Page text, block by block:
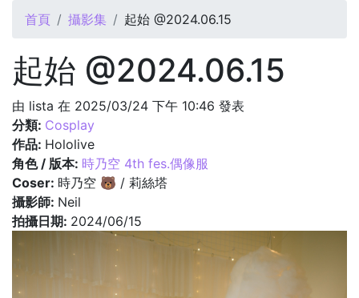
您在這裡
首頁 攝影集 起始 @2024.06.15
起始 @2024.06.15
由 lista 在 2025/03/24 下午 10:46 發表
分類: Cosplay
作品: Hololive
角色 / 版本: 時乃空 4th fes.偶像服
Coser: 時乃空 🐻 / 莉絲塔
攝影師: Neil
拍攝日期: 2024/06/15